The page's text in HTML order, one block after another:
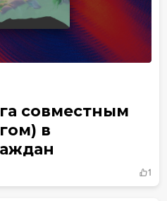
совместным
в
1